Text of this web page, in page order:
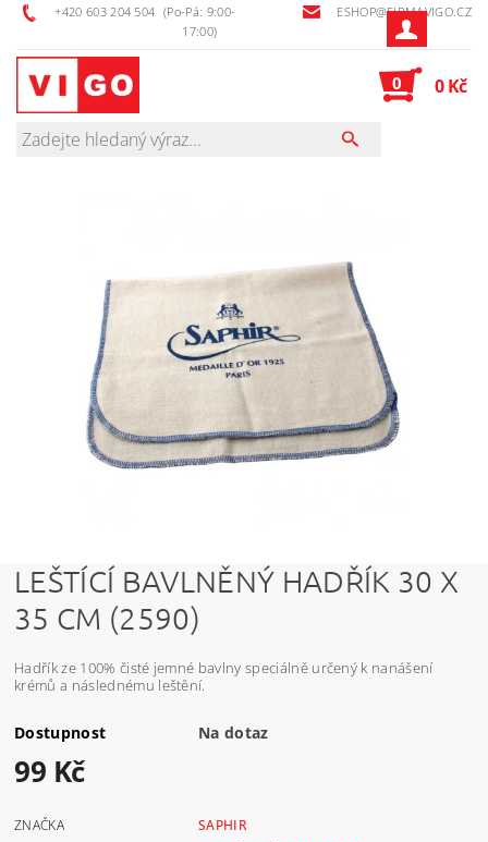
+420 603 204 504 (Po-Pá: 9:00-
17:00)
ESHOP@FIRMAVIGO.CZ
0 0 Kč
LEŠTÍCÍ BAVLNĚNÝ HADŘÍK 30 X
35 CM (2590)
Hadřík ze 100% čisté jemné bavlny speciálně určený k nanášení
krémů a následnému leštění.
Dostupnost Na dotaz
99 Kč
ZNAČKA
SAPHIR